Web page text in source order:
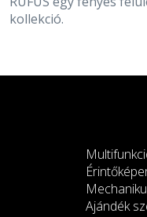
kollekció.
Ajándék